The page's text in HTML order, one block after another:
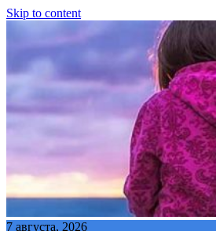
Skip to content
7 августа, 2026